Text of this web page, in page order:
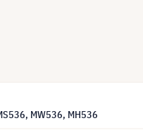
MW536, MH536